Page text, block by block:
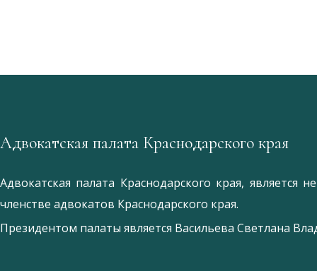
Адвокатская палата Краснодарского края
Адвокатская палата Краснодарского края, является
членстве адвокатов Краснодарского края.
Президентом палаты является Ваcильева Светлана